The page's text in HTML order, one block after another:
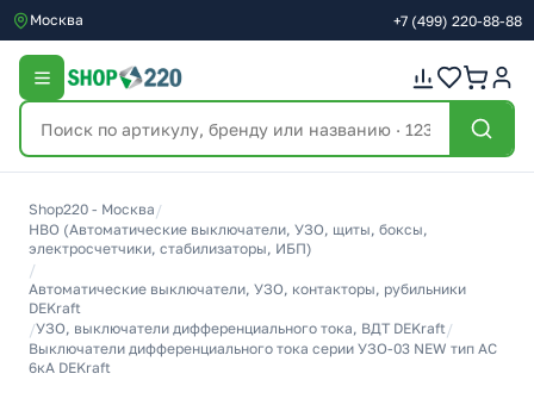
Москва +7 (499) 220-88-88
Shop220 - Москва /
НВО (Автоматические выключатели, УЗО, щиты, боксы,
электросчетчики, стабилизаторы, ИБП)
/
Автоматические выключатели, УЗО, контакторы, рубильники
DEKraft
/УЗО, выключатели дифференциального тока, ВДТ DEKraft/
Выключатели дифференциального тока серии УЗО-03 NEW тип АС
6кА DEKraft